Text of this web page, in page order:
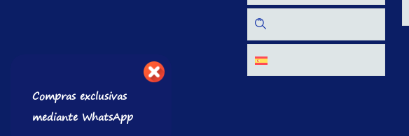
Compras exclusivas
mediante WhatsApp